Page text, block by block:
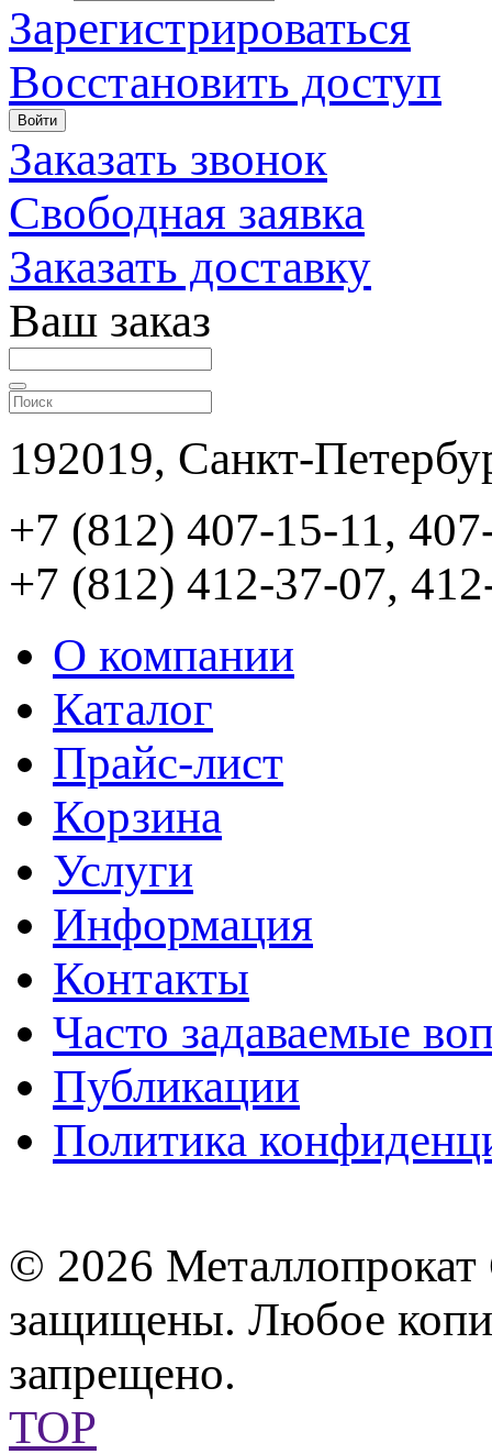
Зарегистрироваться
Восстановить доступ
Войти
Заказать звонок
Свободная заявка
Заказать доставку
Ваш заказ
192019, Санкт-
+7 (812) 407-15-11,
+7 (812) 412-37-07,
О компании
Каталог
Прайс-лист
Корзина
Услуги
Информация
Контакты
Часто задаваемые
Публикации
Политика
© 2026
защищены. Любое
запрещено.
TOP